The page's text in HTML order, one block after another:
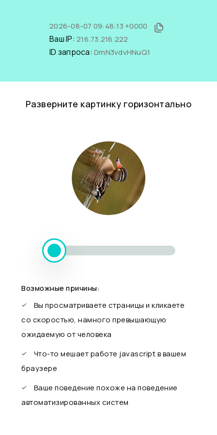
2026-08-07 09:48:13 +0000
Ваш IP: 216.73.216.222
ID запроса: DmN3vdvHNuQ1
Разверните картинку горизонтально
Возможные причины:
Вы просматриваете страницы и кликаете
со скоростью, намного превышающую
ожидаемую от человека
Что-то мешает работе javascript в вашем
браузере
Ваше поведение похоже на поведение
автоматизированных систем